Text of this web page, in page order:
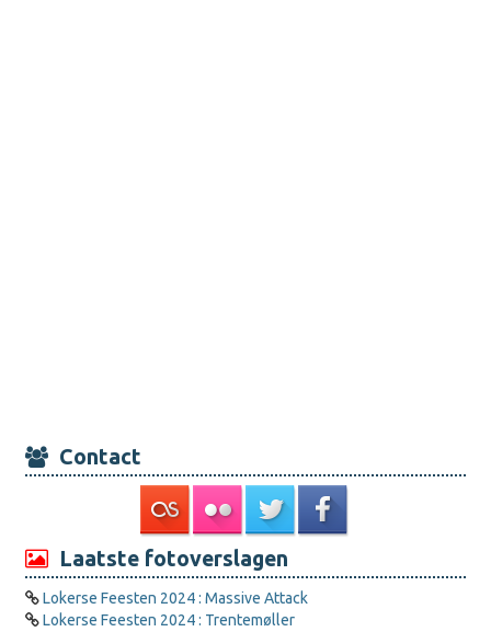
Contact
Laatste fotoverslagen
Lokerse Feesten 2024 : Massive Attack
Lokerse Feesten 2024 : Trentemøller